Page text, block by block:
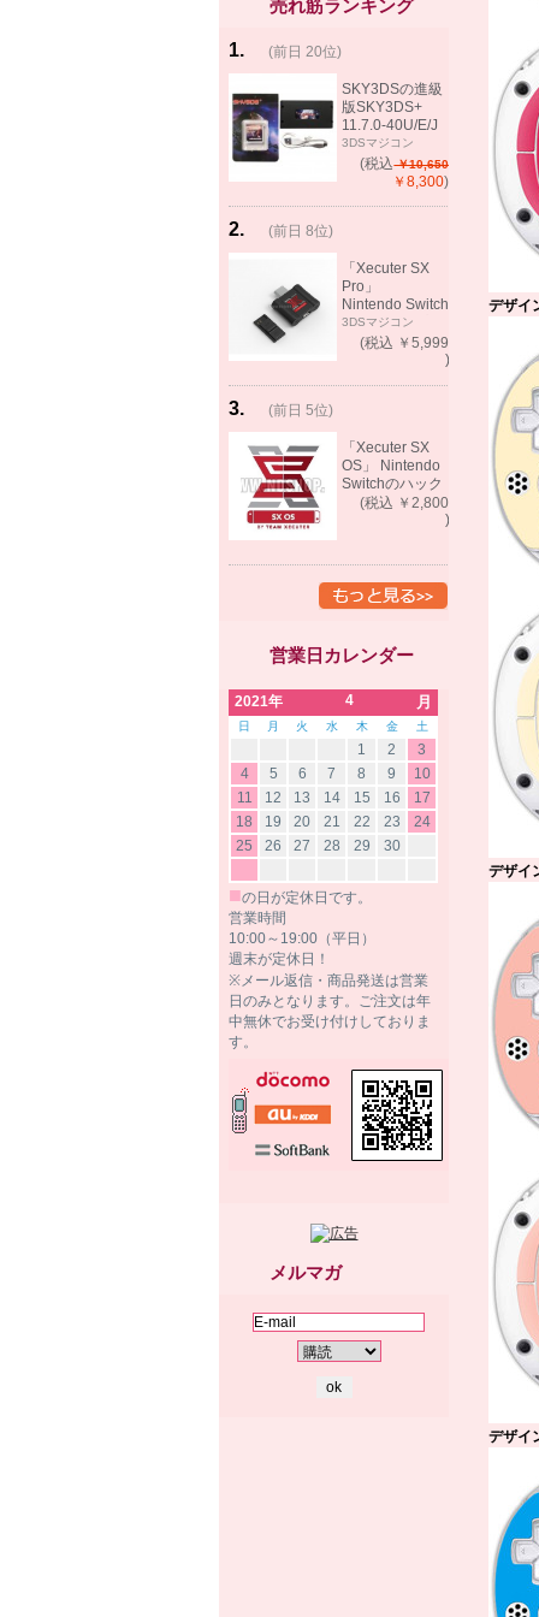
売れ筋ランキング
1.
rank
(前日 20位)
SKY3DSの進級
版SKY3DS+
11.7.0-40U/E/J
で起動可能
(MHX、FEifサポ
3DSマジコン
(税込￥10,650
￥8,300)
2.
rank
(前日 8位)
「Xecuter SX
Pro」
Nintendo Switch
バックアップゲ
ーム起動可能
3DSマジコン
(税込 ￥5,999
)
3.
rank
up!
(前日 5位)
「Xecuter SX
OS」 Nintendo
Switchのハック
ツール バック
(税込 ￥2,800
)
営業日カレンダー
2021年 4 月
日 月 火 水 木 金 土
1 2
3
4
5 6 7 8 9
10
11
12 13 14 15 16
17
18
19 20 21 22 23
24
25
26 27 28 29 30
■の日が定休日です。
営業時間
10:00～19:00（平日）
週末が定休日！
※メール返信・商品発送は営業
日のみとなります。ご注文は年
中無休でお受け付けしておりま
す。
メルマガ
デザイ
デザイ
デザイ